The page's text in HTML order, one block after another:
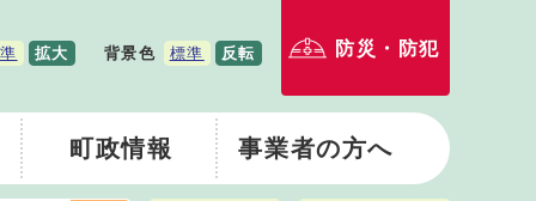
拡大 背景色 標準 反転 防災・防犯
町政情報 事業者の方へ